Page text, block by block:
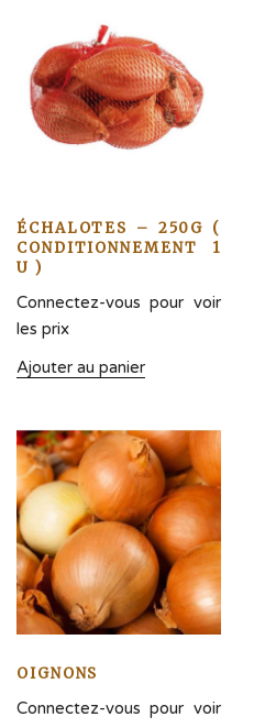
ÉCHALOTES – 250G (
CONDITIONNEMENT 1
U )
Connectez-vous pour voir
les prix
Ajouter au panier
OIGNONS
Connectez-vous pour voir